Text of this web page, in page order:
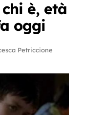
è, età
oggi
Petriccione